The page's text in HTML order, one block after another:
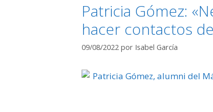
Patricia Gómez:
hacer contactos
09/08/2022 por Isabel García